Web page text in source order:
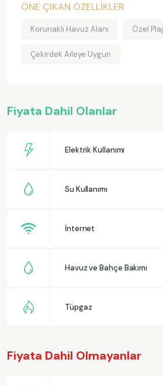
ÖNE ÇIKAN ÖZELLİKLER
Korunaklı Havuz Alanı Özel Plaj
Çekirdek Aileye Uygun
Fiyata Dahil Olanlar
Elektrik Kullanımı
Su Kullanımı
İnternet
Havuz ve Bahçe Bakımı
Tüpgaz
Fiyata Dahil Olmayanlar